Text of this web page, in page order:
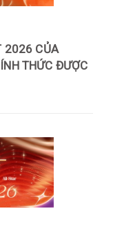
2026 CỦA
THỨC ĐƯỢC